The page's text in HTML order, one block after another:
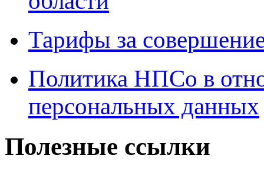
Тарифы за
Политика НПСо в
персональных данных
Полезные ссылки